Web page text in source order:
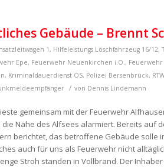
Gebäude – Brennt
1 , Hilfeleistungs Löschfahrzeug 16/12,
Epe, Feuerwehr Neuenkirchen i.O. , Feuerwehr
, Kriminaldauerdienst OS, Polizei Bersenbrück,
/ von Dennis Lindemann
gemeinsam mit der Feuerwehr
Nähe des Alfsees alarmiert. Bereits auf
berichtet, das betroffene Gebäude solle
auch für uns als Feuerwehr nicht
Stroh standen in Vollbrand. Der